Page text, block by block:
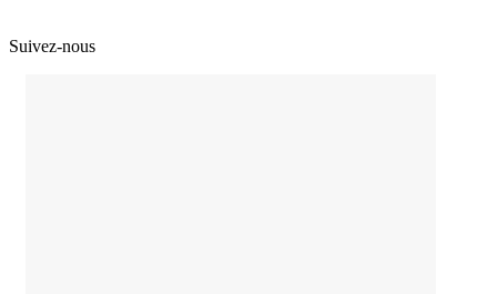
Suivez-nous